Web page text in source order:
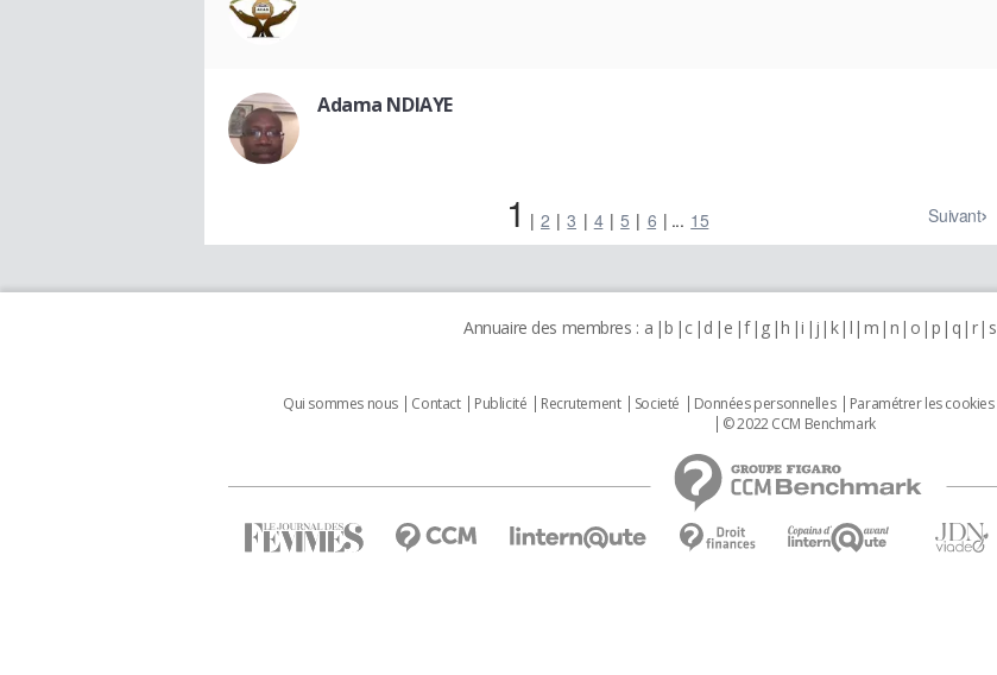
Adama NDIAYE
1 2 3 4 5 6 ... 15 Suivant
Annuaire des membres : a b c d e f g h i j k l m n o p q r s
Qui sommes nous Contact Publicité Recrutement Societé Données personnelles Paramétrer les cookies
© 2022 CCM Benchmark